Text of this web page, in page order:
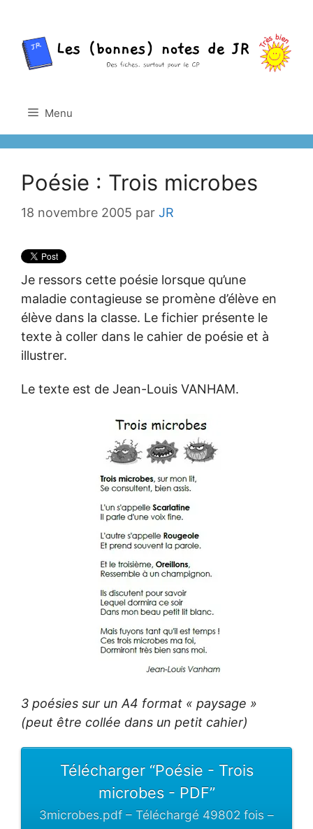
contenu
Menu
Poésie : Trois microbes
18 novembre 2005 par JR
Je ressors cette poésie lorsque qu’une
maladie contagieuse se promène d’élève en
élève dans la classe. Le fichier présente le
texte à coller dans le cahier de poésie et à
illustrer.
Le texte est de Jean-Louis VANHAM.
3 poésies sur un A4 format « paysage »
(peut être collée dans un petit cahier)
Télécharger “Poésie - Trois
microbes - PDF”
3microbes.pdf – Téléchargé 49802 fois –